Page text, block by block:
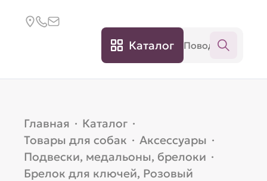
Каталог
Главная · Каталог ·
Товары для собак · Аксессуары ·
Подвески, медальоны, брелоки ·
Брелок для ключей, Розовый